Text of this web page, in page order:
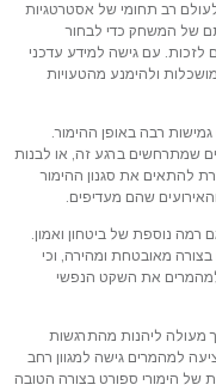
רב תחומי של אסטרטגיות
של המשחק כדי לבחור
לזכות. עם גישה למידע עדכני
ולהימנע מהטעויות
רבה באופן ההימור.
שמתרחשים ברגע זה, או לבנות
להתאים את סגנון ההימור
שהם מעדיפים.
רמה נוספת של ביטחון ואמון.
מאובטחת ומהירה, וכי
למהמרים את השקט הנפשי
מעולה ליהנות מהתרגשות
למהמרים גישה למגוון רחב
הימורי ספורט בצורה הטובה